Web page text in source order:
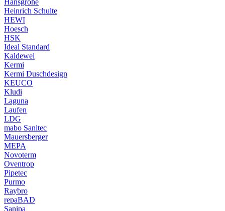
Hansgrohe
Heinrich Schulte
HEWI
Hoesch
HSK
Ideal Standard
Kaldewei
Kermi
Kermi Duschdesign
KEUCO
Kludi
Laguna
Laufen
LDG
mabo Sanitec
Mauersberger
MEPA
Novoterm
Oventrop
Pipetec
Purmo
Raybro
repaBAD
Sanipa